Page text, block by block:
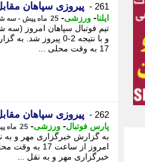
261 - پیروزی سپاهان
ایلنا- ورزشی- 25 ماه پیش - سه شنبه 2 مرداد 1403، 19:50
تیم فوتبال سپاهان امروز (سه
و با نتیجه 2-0
17 به وقت محلی ...
262 - پیروزی سپاهان
پارس فوتبال- ورزشی- 25 ماه پیش - سه شنبه 2 مرداد 1403، 19:45
به گزارش خبرگزاری مهر و به
امروز از
خبرگزاری مهر و به نقل ...